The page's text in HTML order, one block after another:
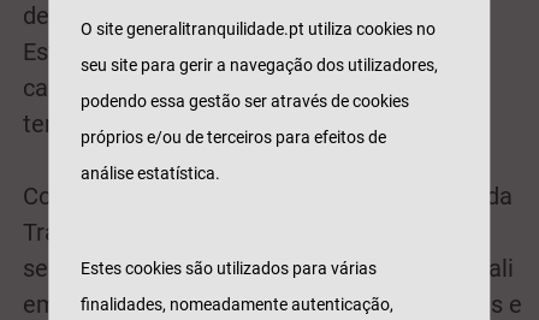
desporto com os Jogos Olímpicos de Paris.
Estaremos também representados nos
campeonatos dos mundiais e europeus da
temporada a apoiar os atletas nacionais.
Continuamos firmes na aposta estratégica da
Tranquilidade Generali na área do desporto
seguindo assim a guideline do Grupo Generali
em promover a adoção de hábitos saudáveis e
O site generalitranquilidade.pt utiliza cookies no
seu site para gerir a navegação dos utilizadores,
podendo essa gestão ser através de cookies
próprios e/ou de terceiros para efeitos de
análise estatística.
Estes cookies são utilizados para várias
finalidades, nomeadamente autenticação,